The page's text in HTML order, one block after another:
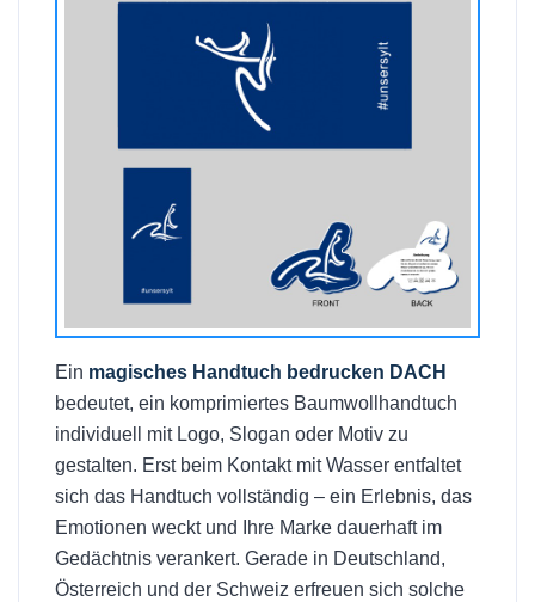
Ein magisches Handtuch bedrucken DACH
bedeutet, ein komprimiertes Baumwollhandtuch
individuell mit Logo, Slogan oder Motiv zu
gestalten. Erst beim Kontakt mit Wasser entfaltet
sich das Handtuch vollständig – ein Erlebnis, das
Emotionen weckt und Ihre Marke dauerhaft im
Gedächtnis verankert. Gerade in Deutschland,
Österreich und der Schweiz erfreuen sich solche